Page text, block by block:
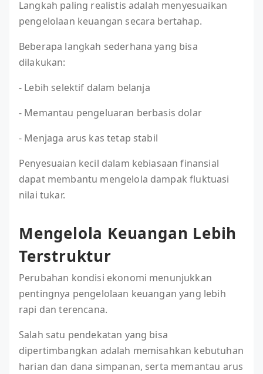
Langkah paling realistis adalah menyesuaikan
pengelolaan keuangan secara bertahap.
Beberapa langkah sederhana yang bisa
dilakukan:
- Lebih selektif dalam belanja
- Memantau pengeluaran berbasis dolar
- Menjaga arus kas tetap stabil
Penyesuaian kecil dalam kebiasaan finansial
dapat membantu mengelola dampak fluktuasi
nilai tukar.
Mengelola Keuangan Lebih
Terstruktur
Perubahan kondisi ekonomi menunjukkan
pentingnya pengelolaan keuangan yang lebih
rapi dan terencana.
Salah satu pendekatan yang bisa
dipertimbangkan adalah memisahkan kebutuhan
harian dan dana simpanan, serta memantau arus